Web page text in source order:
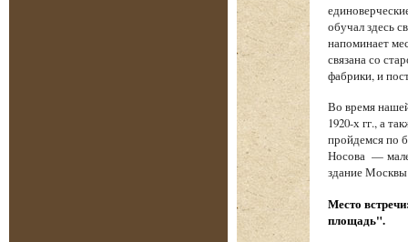
обучал здесь
напоминает
связана со
фабрики, и
Во время
1920-х гг., а
пройдемся по
Носова —
здание
Место
площадь".